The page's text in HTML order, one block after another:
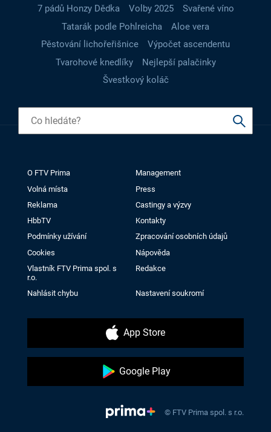
7 pádů Honzy Dědka
Volby 2025
Svařené víno
Tatarák podle Pohlreicha
Aloe vera
Pěstování lichořeřišnice
Výpočet ascendentu
Tvarohové knedlíky
Nejlepší palačinky
Švestkový koláč
O FTV Prima
Management
Volná místa
Press
Reklama
Castingy a výzvy
HbbTV
Kontakty
Podmínky užívání
Zpracování osobních údajů
Cookies
Nápověda
Vlastník FTV Prima spol. s
r.o.
Redakce
Nahlásit chybu Nastavení soukromí
App Store
Google Play
© FTV Prima spol. s r.o.